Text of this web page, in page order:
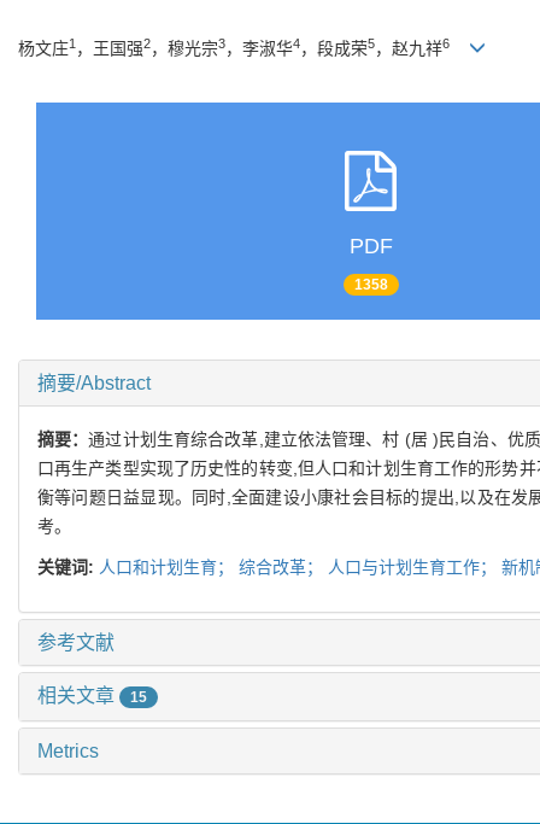
杨文庄1 ，王国强2，穆光宗3，李淑华4，段成荣5，赵九祥6
PDF
1358
摘要/Abstract
摘要：通过计划生育综合改革,建立依法管理、村 (居 )民自治、优
口再生产类型实现了历史性的转变,但人口和计划生育工作的形势
衡等问题日益显现。同时,全面建设小康社会目标的提出,以及在
考。
关键词: 人口和计划生育； 综合改革； 人口与计划生育工作； 新
参考文献
相关文章 15
Metrics